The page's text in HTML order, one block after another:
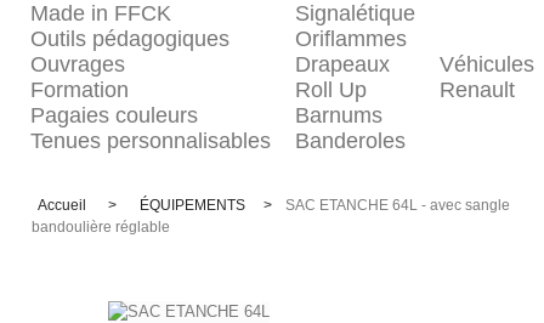
Made in FFCK
Outils pédagogiques
Ouvrages
Formation
Pagaies couleurs
Tenues personnalisables
Signalétique
Oriflammes
Drapeaux
Roll Up
Barnums
Banderoles
Véhicules
Renault
Accueil > ÉQUIPEMENTS >
SAC ETANCHE 64L - avec sangle
bandoulière réglable